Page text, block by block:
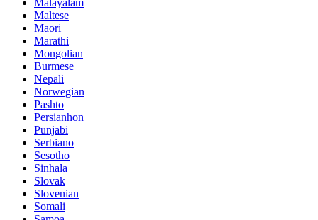
Malayalam
Maltese
Maori
Marathi
Mongolian
Burmese
Nepali
Norwegian
Pashto
Persianhon
Punjabi
Serbiano
Sesotho
Sinhala
Slovak
Slovenian
Somali